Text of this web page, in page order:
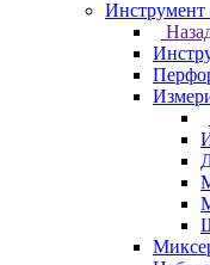
Инструмент